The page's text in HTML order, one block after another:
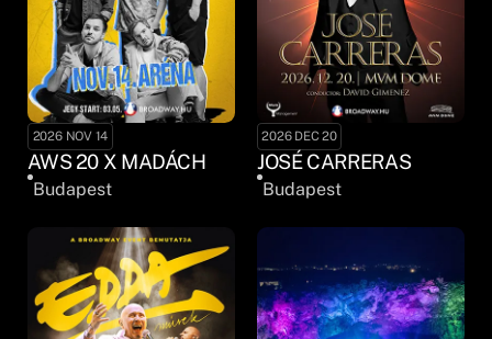
2026 NOV 14
AWS 20 X MADÁCH
Budapest
2026 DEC 20
JOSÉ CARRERAS
Budapest